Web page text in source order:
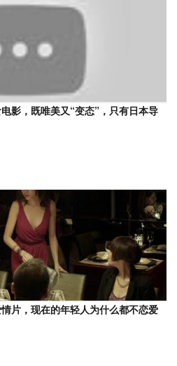
影，既唯美又“变态”，只有日本导
片，现在的年轻人为什么都不恋爱